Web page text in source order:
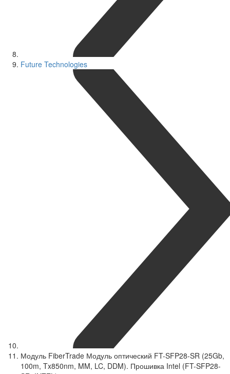
Future Technologies
Модуль FiberTrade Модуль оптический FT-SFP28-SR (25Gb,
100m, Tx850nm, MM, LC, DDM). Прошивка Intel (FT-SFP28-